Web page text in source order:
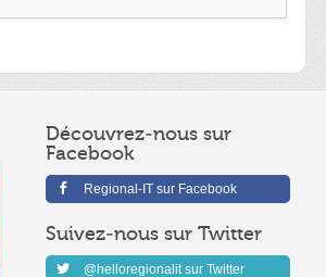
Découvrez-nous sur
Facebook
Regional-IT sur Facebook
Suivez-nous sur Twitter
@helloregionalit sur Twitter